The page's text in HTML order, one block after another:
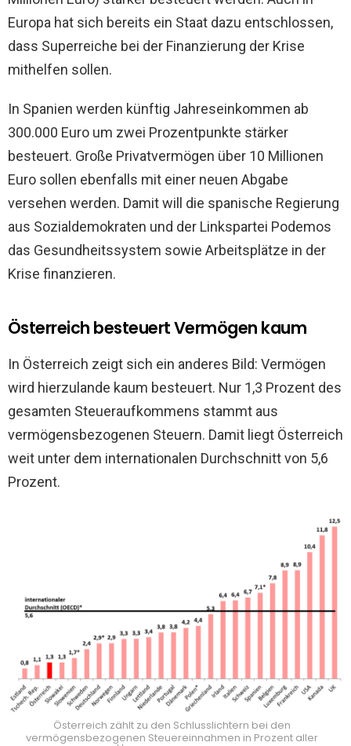
Europa hat sich bereits ein Staat dazu entschlossen,
dass Superreiche bei der Finanzierung der Krise
mithelfen sollen.
In Spanien werden künftig Jahreseinkommen ab
300.000 Euro um zwei Prozentpunkte stärker
besteuert. Große Privatvermögen über 10 Millionen
Euro sollen ebenfalls mit einer neuen Abgabe
versehen werden. Damit will die spanische Regierung
aus Sozialdemokraten und der Linkspartei Podemos
das Gesundheitssystem sowie Arbeitsplätze in der
Krise finanzieren.
Österreich besteuert Vermögen kaum
In Österreich zeigt sich ein anderes Bild: Vermögen
wird hierzulande kaum besteuert. Nur 1,3 Prozent des
gesamten Steueraufkommens stammt aus
vermögensbezogenen Steuern. Damit liegt Österreich
weit unter dem internationalen Durchschnitt von 5,6
Prozent.
Österreich zählt zu den Schlusslichtern bei den
vermögensbezogenen Steuereinnahmen in Prozent aller